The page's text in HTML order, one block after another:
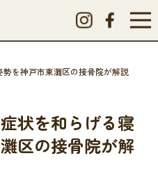
を神戸市東灘区の接骨院が解説
状を和らげる寝
区の接骨院が解